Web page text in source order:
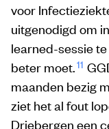
voor
uitgenodigd om
learned-sessie
beter moet.11
maanden bezig
ziet het al fout
Driebergen een